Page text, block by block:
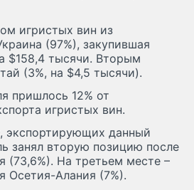
игристых вин из
(97%), закупившая
$158,4 тысячи. Вторым
(3%, на $4,5 тысячи).
пришлось 12% от
игристых вин.
экспортирующих данный
занял вторую позицию после
(73,6%). На третьем месте –
Осетия-Алания (7%).